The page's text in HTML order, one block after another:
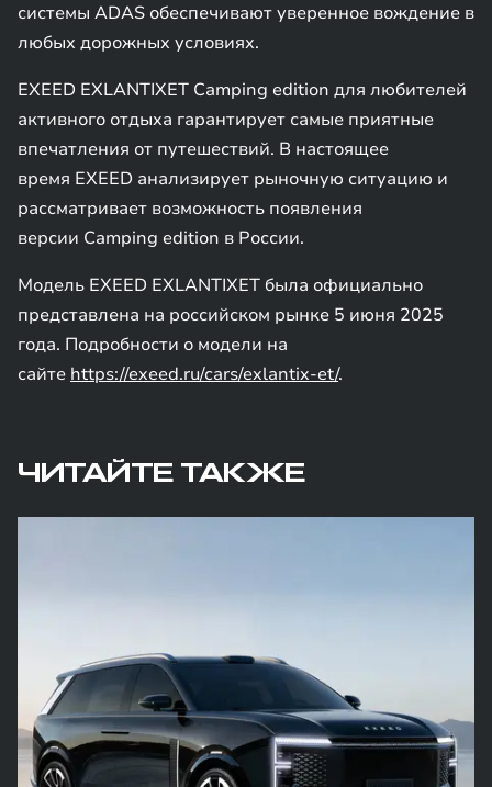
системы ADAS обеспечивают уверенное вождение в
любых дорожных условиях.
EXEED EXLANTIXET Camping edition для любителей
активного отдыха гарантирует самые приятные
впечатления от путешествий. В настоящее
время EXEED анализирует рыночную ситуацию и
рассматривает возможность появления
версии Camping edition в России.
Модель EXEED EXLANTIXET была официально
представлена на российском рынке 5 июня 2025
года. Подробности о модели на
сайте https://exeed.ru/cars/exlantix-et/.
ЧИТАЙТЕ ТАКЖЕ